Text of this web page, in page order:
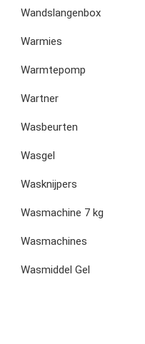
Wandslangenbox
Warmies
Warmtepomp
Wartner
Wasbeurten
Wasgel
Wasknijpers
Wasmachine 7 kg
Wasmachines
Wasmiddel Gel